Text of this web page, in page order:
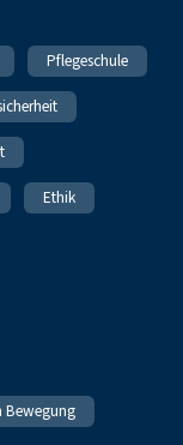
Pflegeschule
Ethik
Bewegung